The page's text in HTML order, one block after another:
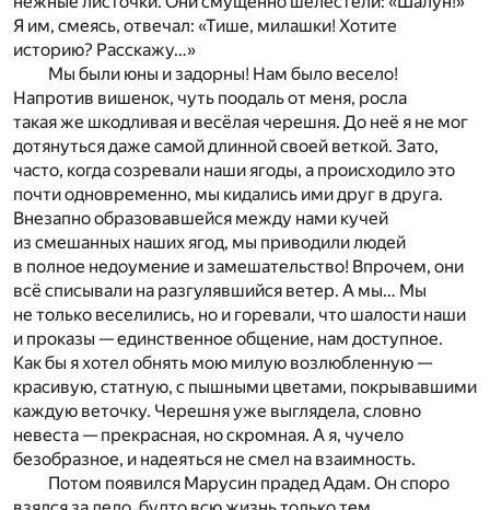
Я им, смеясь, отвечал: «Тише, милашки! Хотите
историю? Расскажу…»
Мы были юны и задорны! Нам было весело!
Напротив вишенок, чуть поодаль от меня, росла
такая же шкодливая и весёлая черешня. До неё я не мог
дотянуться даже самой длинной своей веткой. Зато,
часто, когда созревали наши ягоды, а происходило это
почти одновременно, мы кидались ими друг в друга.
Внезапно образовавшейся между нами кучей
из смешанных наших ягод, мы приводили людей
в полное недоумение и замешательство! Впрочем, они
всё списывали на разгулявшийся ветер. А мы… Мы
не только веселились, но и горевали, что шалости наши
и проказы — единственное общение, нам доступное.
Как бы я хотел обнять мою милую возлюбленную —
красивую, статную, с пышными цветами, покрывавшими
каждую веточку. Черешня уже выглядела, словно
невеста — прекрасная, но скромная. А я, чучело
безобразное, и надеяться не смел на взаимность.
Потом появился Марусин прадед Адам. Он споро